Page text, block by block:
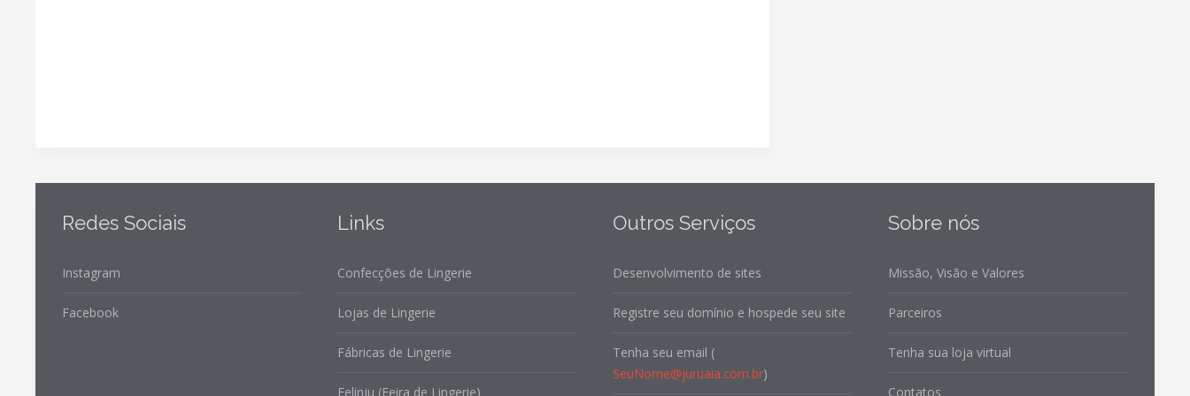
Redes Sociais
Instagram
Facebook
Links
Confecções de Lingerie
Lojas de Lingerie
Fábricas de Lingerie
Felinju (Feira de Lingerie)
Outros Serviços
Desenvolvimento de sites
Registre seu domínio e hospede seu site
Tenha seu email (
SeuNome@juruaia.com.br)
Sobre nós
Missão, Visão e Valores
Parceiros
Tenha sua loja virtual
Contatos